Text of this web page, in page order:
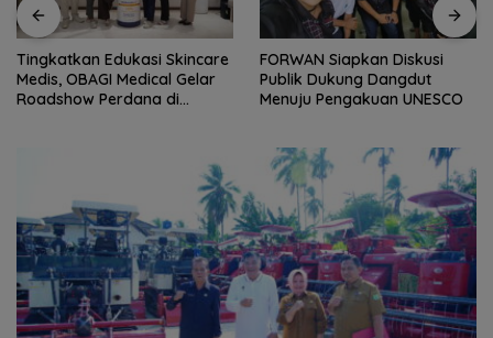
Tingkatkan Edukasi Skincare
Medis, OBAGI Medical Gelar
Roadshow Perdana di
FORWAN Siapkan Diskusi
Publik Dukung Dangdut
Menuju Pengakuan UNESCO